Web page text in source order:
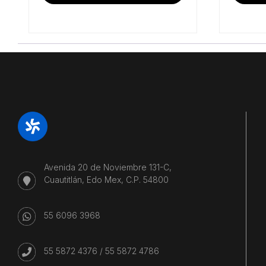
$16,964.66.$14,042.24.
Avenida 20 de Noviembre 131-C,
Cuautitlán, Edo Mex, C.P. 54800
55 6096 3968
55 5872 4376 / 55 5872 4786